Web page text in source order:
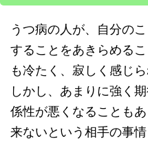
うつ病の人が、自分の
することをあきらめる
も冷たく、寂しく感じ
しかし、あまりに強く
係性が悪くなることも
来ないという相手の事